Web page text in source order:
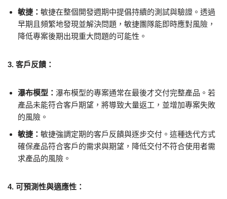
敏捷： 敏捷在整個開發週期中提倡持續的測試與驗證。透過
早期且頻繁地發現並解決問題，敏捷團隊能即時應對風險，
降低專案後期出現重大問題的可能性。
3. 客戶反饋：
瀑布模型： 瀑布模型的專案通常在最後才交付完整產品。若
產品未能符合客戶期望，將導致大量返工，並增加專案失敗
的風險。
敏捷： 敏捷強調定期的客戶反饋與逐步交付。這種迭代方式
確保產品符合客戶的需求與期望，降低交付不符合使用者需
求產品的風險。
4. 可預測性與適應性：